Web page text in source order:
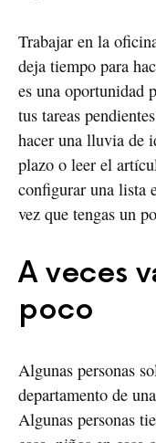
Trabajar en la
deja tiempo para
es una oportunidad
tus tareas
hacer una lluvia de
plazo o leer el
configurar una lista
vez que tengas un
A veces
poco
Algunas personas
departamento de
Algunas personas